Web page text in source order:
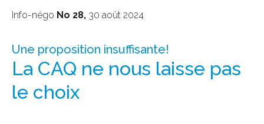
Info-négo No 28, 30 août 2024
Une proposition insuffisante!
La CAQ ne nous laisse pas
le choix